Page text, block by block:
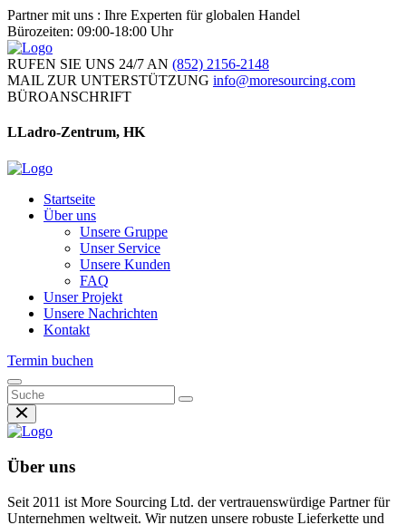
Partner mit uns : Ihre Experten für globalen Handel
Bürozeiten: 09:00-18:00 Uhr
RUFEN SIE UNS 24/7 AN (852) 2156-2148
MAIL ZUR UNTERSTÜTZUNG info@moresourcing.com
BÜROANSCHRIFT
LLadro-Zentrum, HK
Startseite
Über uns
Unsere Gruppe
Unser Service
Unsere Kunden
FAQ
Unser Projekt
Unsere Nachrichten
Kontakt
Termin buchen
Über uns
Seit 2011 ist More Sourcing Ltd. der vertrauenswürdige Partner für
Unternehmen weltweit. Wir nutzen unsere robuste Lieferkette und